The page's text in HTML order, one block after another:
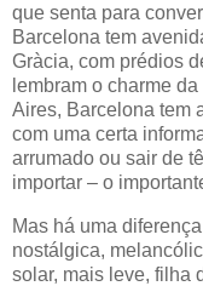
que senta para
Barcelona tem
Gràcia, com prédios
lembram o charme
Aires, Barcelona tem
com uma certa
arrumado ou sair de
importar – o
Mas há uma
nostálgica,
solar, mais leve, filha